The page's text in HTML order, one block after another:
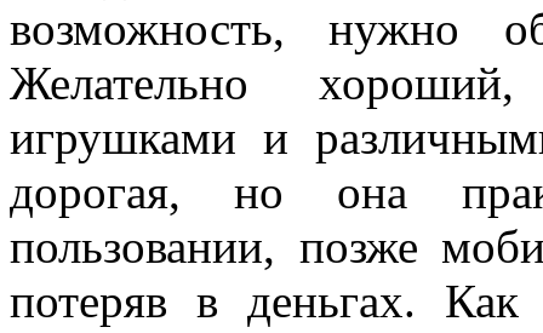
возможность, нужно
Желательно
игрушками и
дорогая, но она
пользовании, позже
потеряв в деньгах.